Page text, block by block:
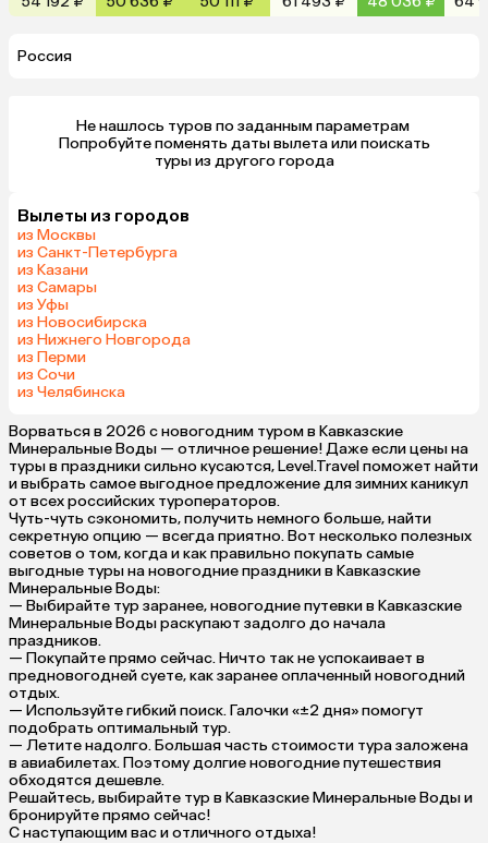
Россия
Не нашлось туров по заданным параметрам
туры из другого города
Вылеты из городов
из Москвы
из Санкт-Петербурга
из Казани
из Самары
из Уфы
из Новосибирска
из Нижнего Новгорода
из Перми
из Сочи
из Челябинска
Ворваться в 2026 с новогодним туром в Кавказские
Минеральные Воды — отличное решение! Даже если цены на
туры в праздники сильно кусаются, Level.Travel поможет найти
и выбрать самое выгодное предложение для зимних каникул
от всех российских туроператоров.
Чуть-чуть сэкономить, получить немного больше, найти
секретную опцию — всегда приятно. Вот несколько полезных
советов о том, когда и как правильно покупать самые
выгодные туры на новогодние праздники в Кавказские
Минеральные Воды:
— Выбирайте тур заранее, новогодние путевки в Кавказские
Минеральные Воды раскупают задолго до начала
праздников.
— Покупайте прямо сейчас. Ничто так не успокаивает в
предновогодней суете, как заранее оплаченный новогодний
отдых.
— Используйте гибкий поиск. Галочки «±2 дня» помогут
подобрать оптимальный тур.
— Летите надолго. Большая часть стоимости тура заложена
в авиабилетах. Поэтому долгие новогодние путешествия
обходятся дешевле.
Решайтесь, выбирайте тур в Кавказские Минеральные Воды и
бронируйте прямо сейчас!
С наступающим вас и отличного отдыха!